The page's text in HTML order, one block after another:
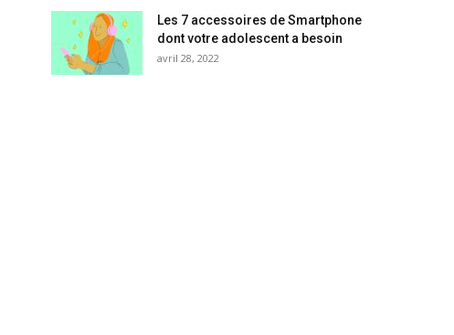
Les 7 accessoires de Smartphone
dont votre adolescent a besoin
avril 28, 2022